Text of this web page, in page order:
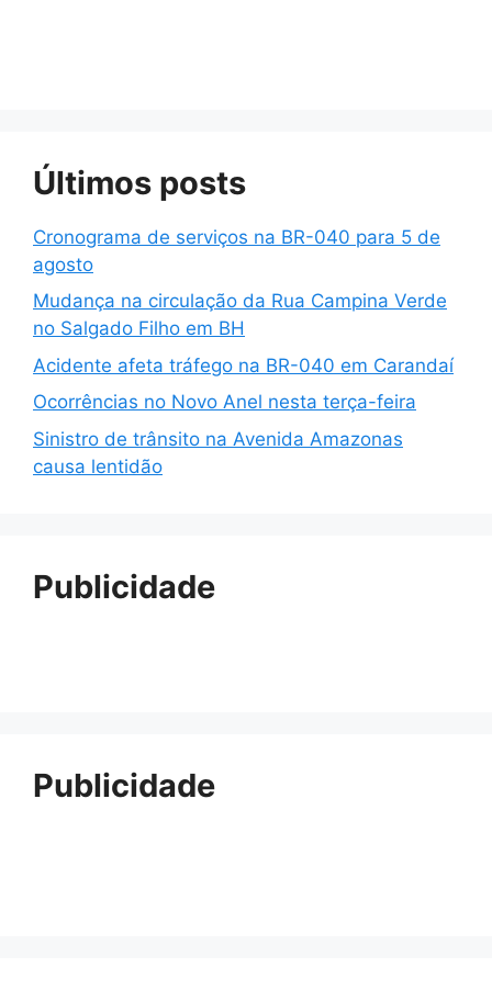
Últimos posts
Cronograma de serviços na BR-040 para 5 de
agosto
Mudança na circulação da Rua Campina Verde
no Salgado Filho em BH
Acidente afeta tráfego na BR-040 em Carandaí
Ocorrências no Novo Anel nesta terça-feira
Sinistro de trânsito na Avenida Amazonas
causa lentidão
Publicidade
Publicidade